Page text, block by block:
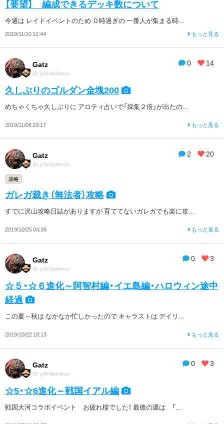
【要望】 編成できるデッキ数について
今週は レイドイベントのため ０時過ぎの 一番人が集まる時...
2019/11/10 12:44 もっと見る
0 14
Gatz
ID: jz9xt3w4mcec
久しぶりのゴルダン金塊200
めちゃくちゃ久しぶりに アロティ占いで「採集２倍」が出たの...
2019/11/08 23:17 もっと見る
2 20
Gatz
ID: jz9xt3w4mcec
攻略
ガレガ裁き（無法者）攻略
すでに沢山攻略日誌がありますが 育ててないガレガでも楽に攻...
2019/10/25 04:38 もっと見る
0 3
Gatz
ID: jz9xt3w4mcec
☆５・☆６進化～阿智村編・イエ島編・ハロウィン途中
経過
この夏～秋は なかなか忙しかったので キャラストは デイリ...
2019/10/22 18:13 もっと見る
0 3
Gatz
ID: jz9xt3w4mcec
☆5・☆6進化～戦国イアル編
戦国大河コラボイベント お疲れ様でした！ 最後の週は 「...